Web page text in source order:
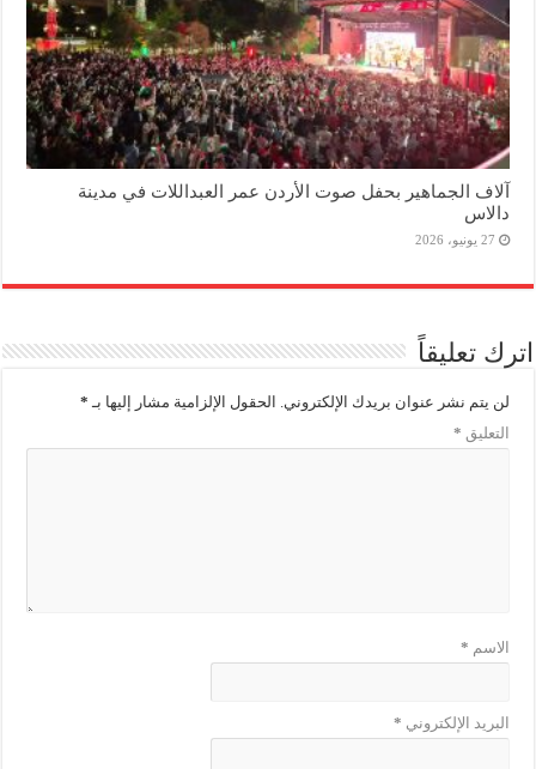
آلاف الجماهير بحفل صوت الأردن عمر العبداللات في مدينة
دالاس
27 يونيو، 2026
اترك تعليقاً
لن يتم نشر عنوان بريدك الإلكتروني. الحقول الإلزامية مشار إليها بـ *
التعليق *
الاسم *
البريد الإلكتروني *